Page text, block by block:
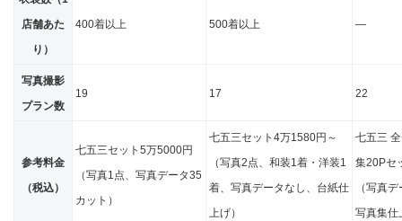
店舗あた
り）
400着以上 500着以上 ―
写真撮影
プラン数
19 17 22
参考料金
（税込）
七五三セット5万5000円
（写真1点、写真データ35
カット）
七五三セット4万1580円～
（写真2点、和装1着・洋装1
着、写真データなし、台紙仕
上げ）
七五三
集20Pセ
（写真
写真集仕